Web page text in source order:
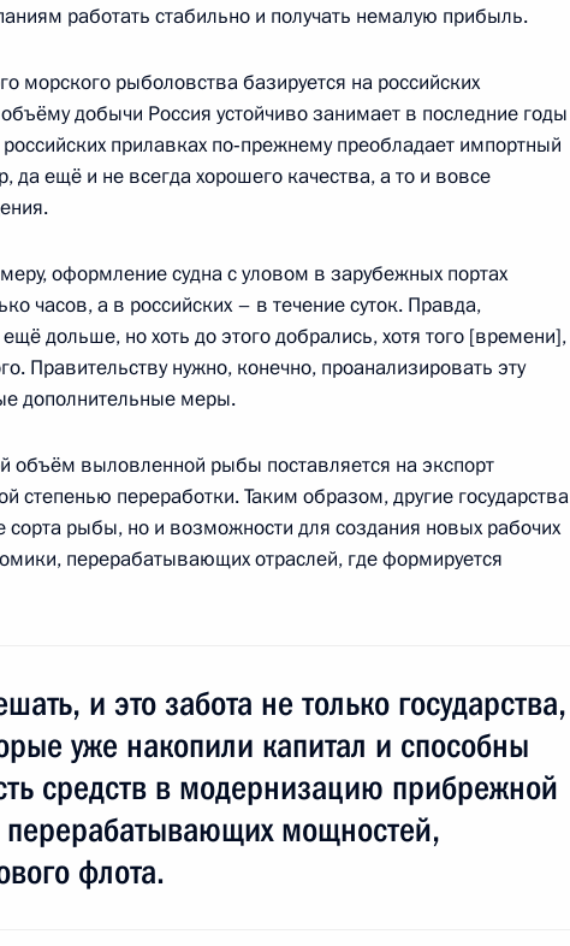
завершении российско-казахстанских
Астана
переговоров в расширенном
Казахстана Нурсултаном
Астана
Амурская область
космодрома Восточный
Амурская область
работать стабильно и получать немалую прибыль.
морского рыболовства базируется на российских
добычи Россия устойчиво занимает в последние годы
прилавках по‑прежнему преобладает импортный
да ещё и не всегда хорошего качества, а то и вовсе
оформление судна с уловом в зарубежных портах
часов, а в российских – в течение суток. Правда,
дольше, но хоть до этого добрались, хотя того [времени],
Правительству нужно, конечно, проанализировать эту
дополнительные меры.
объём выловленной рыбы поставляется на экспорт
степенью переработки. Таким образом, другие государства
сорта рыбы, но и возможности для создания новых рабочих
перерабатывающих отраслей, где формируется
и это забота не только государства,
уже накопили капитал и способны
средств в модернизацию прибрежной
перерабатывающих мощностей,
флота.